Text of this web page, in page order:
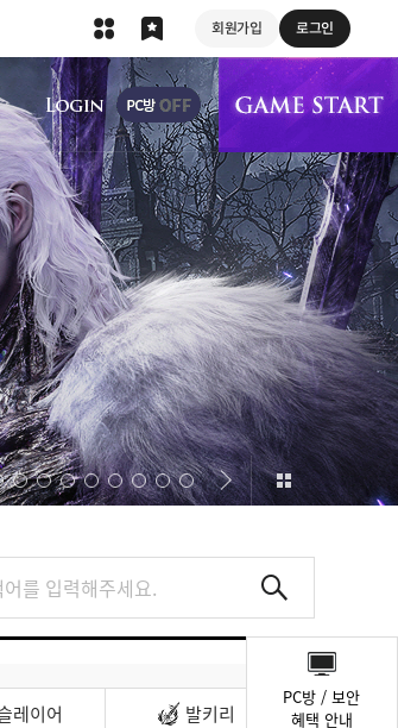
회원가입 로그인
상단 메뉴
레이어
발키리
PC방 / 보안
혜택 안내